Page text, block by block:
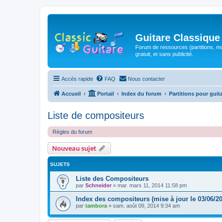
Guitare Classique
Forum de ressources (partitions,
gratuit, et sans publicité.
Accès rapide FAQ Nous contacter
Accueil Portail Index du forum Partitions pour
Liste de compositeurs
Règles du forum
Nouveau sujet
SUJETS
Liste des Compositeurs
par Schneider » mar. mars 11, 2014 11:58 pm
Index des compositeurs (mise à jour le 03/06/
par tambora » sam. août 09, 2014 9:34 am